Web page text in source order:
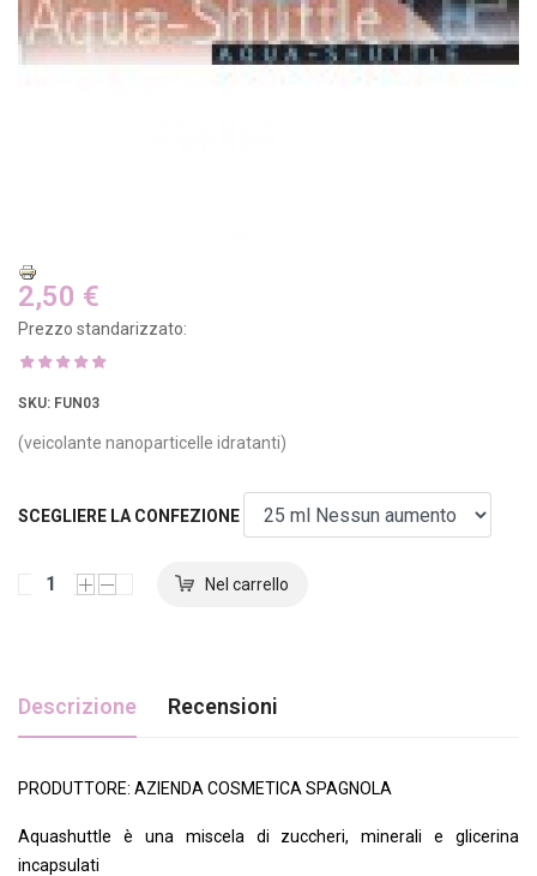
2,50 €
Prezzo standarizzato:
SKU: FUN03
(veicolante nanoparticelle idratanti)
SCEGLIERE LA CONFEZIONE
Descrizione Recensioni
PRODUTTORE: AZIENDA COSMETICA SPAGNOLA
Aquashuttle è una miscela di zuccheri, minerali e glicerina
incapsulati